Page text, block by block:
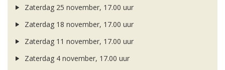
Zaterdag 25 november, 17.00 uur
Zaterdag 18 november, 17.00 uur
Zaterdag 11 november, 17.00 uur
Zaterdag 4 november, 17.00 uur